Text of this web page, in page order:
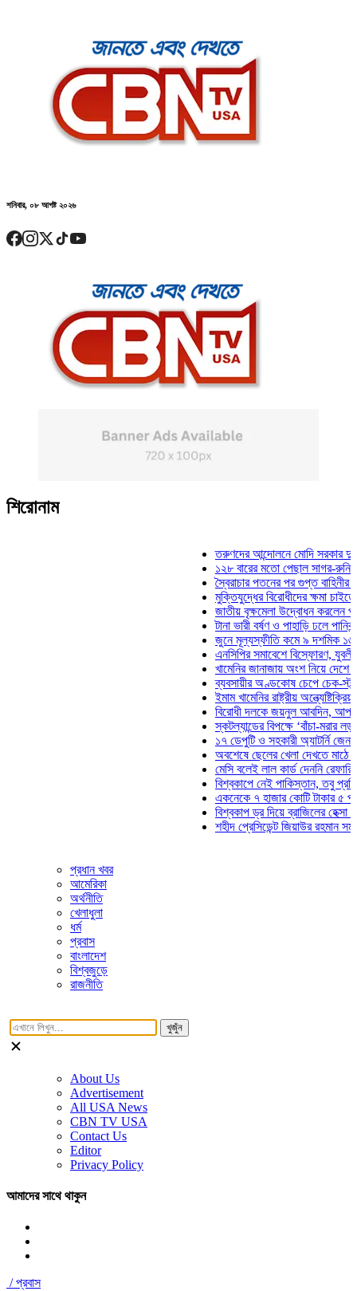
শনিবার, ০৮ আগষ্ট ২০২৬
শিরোনাম
তরুণদের আন্দোলনে মোদি সরকার দুর্বল
১২৮ বারের মতো পেছাল সাগর-রুনি হত্যা
স্বৈরাচার পতনের পর গুপ্ত বাহিনীর
মুক্তিযুদ্ধের বিরোধীদের ক্ষমা চাইতে হবে:
জাতীয় বৃক্ষমেলা উদ্বোধন করলেন
টানা ভারী বর্ষণ ও পাহাড়ি ঢলে পানিবন্দি
জুনে মূল্যস্ফীতি কমে ৯ দশমিক ১৬ শতাংশ
এনসিপির সমাবেশে বিস্ফোরণ, যুবলীগের
খামেনির জানাজায় অংশ নিয়ে দেশে
ব্যবসায়ীর অণ্ডকোষ চেপে চেক-স্ট্যাম্পে
ইমাম খামেনির রাষ্ট্রীয় অন্ত্যেষ্টিক্রিয়ায়
বিরোধী দলকে জয়নুল আবদিন, আপনারা
স্কটল্যান্ডের বিপক্ষে ‘বাঁচা-মরার লড়াইয়ে’
১৭ ডেপুটি ও সহকারী অ্যাটর্নি জেনারেলের
অবশেষে ছেলের খেলা দেখতে মাঠে
মেসি বলেই লাল কার্ড দেননি রেফারি! ফাউল
বিশ্বকাপে নেই পাকিস্তান, তবু প্রতিটি
একনেকে ৭ হাজার কোটি টাকার ৫
বিশ্বকাপ ড্র দিয়ে ব্রাজিলের হেক্সা মিশন
শহীদ প্রেসিডেন্ট জিয়াউর রহমান সমাধিতে
প্রধান খবর
আমেরিকা
অর্থনীতি
খেলাধুলা
ধর্ম
প্রবাস
বাংলাদেশ
বিশ্বজুড়ে
রাজনীতি
খুজুঁন
About Us
Advertisement
All USA News
CBN TV USA
Contact Us
Editor
Privacy Policy
আমাদের সাথে থাকুন
/প্রবাস